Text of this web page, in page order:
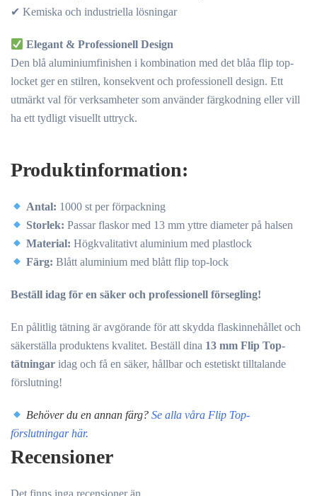
✔ Kemiska och industriella lösningar
Elegant & Professionell Design
Den blå aluminiumfinishen i kombination med det blåa flip top-
locket ger en stilren, konsekvent och professionell design. Ett
utmärkt val för verksamheter som använder färgkodning eller vill
ha ett tydligt visuellt uttryck.
Produktinformation:
Antal: 1000 st per förpackning
Storlek: Passar flaskor med 13 mm yttre diameter på halsen
Material: Högkvalitativt aluminium med plastlock
Färg: Blått aluminium med blått flip top-lock
Beställ idag för en säker och professionell försegling!
En pålitlig tätning är avgörande för att skydda flaskinnehållet och
säkerställa produktens kvalitet. Beställ dina 13 mm Flip Top-
tätningar idag och få en säker, hållbar och estetiskt tilltalande
förslutning!
Behöver du en annan färg?Se alla våra Flip Top-
förslutningar här.
Recensioner
Det finns inga recensioner än.